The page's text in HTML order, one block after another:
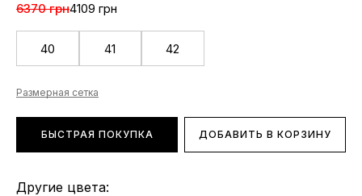
6370 грн4109 грн
40 41 42
Размерная сетка
БЫСТРАЯ ПОКУПКА ДОБАВИТЬ В КОРЗИНУ
Другие цвета: